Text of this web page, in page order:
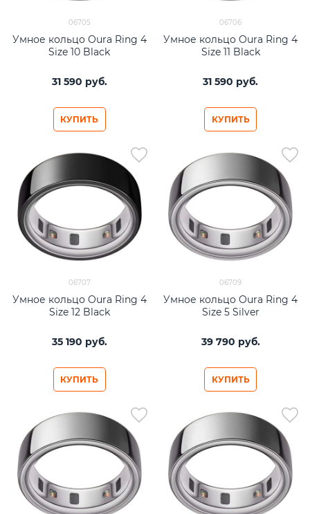
06705
Умное кольцо Oura Ring 4
Size 10 Black
31 590 руб.
КУПИТЬ
06706
Умное кольцо Oura Ring 4
Size 11 Black
31 590 руб.
КУПИТЬ
06707
Умное кольцо Oura Ring 4
Size 12 Black
35 190 руб.
КУПИТЬ
06709
Умное кольцо Oura Ring 4
Size 5 Silver
39 790 руб.
КУПИТЬ